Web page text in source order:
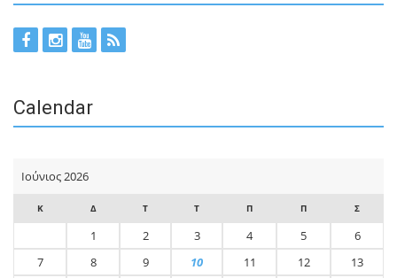
Calendar
Ιούνιος 2026
Κ Δ Τ Τ Π Π Σ
1 2 3 4 5
6
7
8 9 10 11 12
13